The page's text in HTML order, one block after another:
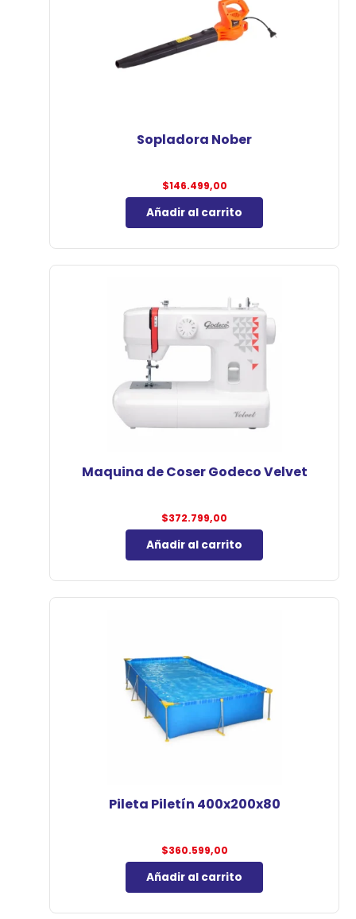
Sopladora Nober
$146.499,00
Añadir al carrito
Maquina de Coser Godeco Velvet
$372.799,00
Añadir al carrito
Pileta Piletín 400x200x80
$360.599,00
Añadir al carrito